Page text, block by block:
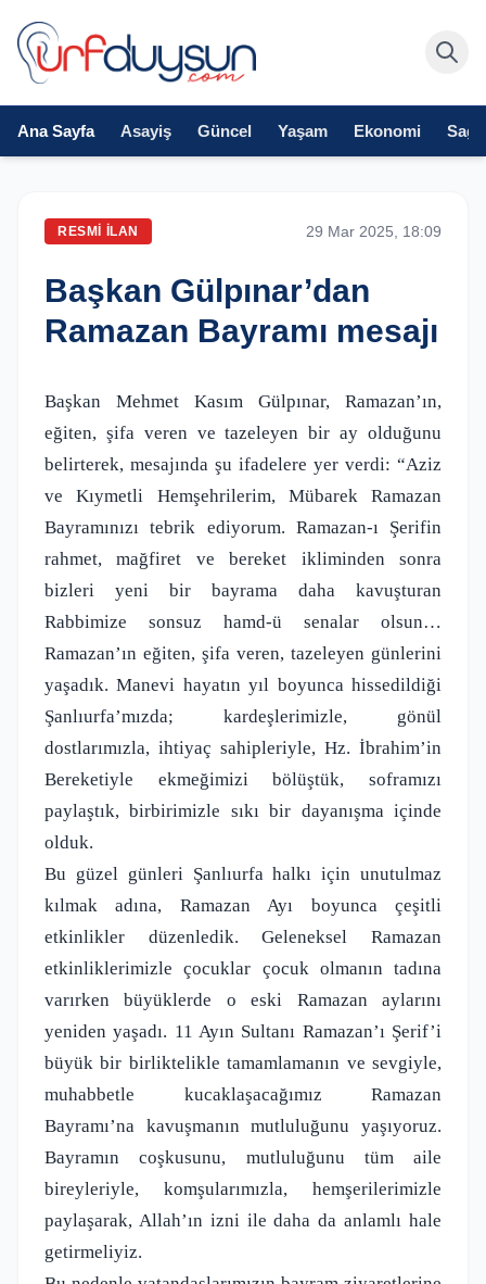
Ana Sayfa Asayiş Güncel Yaşam Ekonomi
RESMI İLAN 29 Mar 2025, 18:09
Başkan Gülpınar’dan
Ramazan Bayramı mesajı
Başkan Mehmet Kasım Gülpınar, Ramazan’ın,
eğiten, şifa veren ve tazeleyen bir ay olduğunu
belirterek, mesajında şu ifadelere yer verdi: “Aziz
ve Kıymetli Hemşehrilerim, Mübarek Ramazan
Bayramınızı tebrik ediyorum. Ramazan-ı Şerifin
rahmet, mağfiret ve bereket ikliminden sonra
bizleri yeni bir bayrama daha kavuşturan
Rabbimize sonsuz hamd-ü senalar olsun…
Ramazan’ın eğiten, şifa veren, tazeleyen günlerini
yaşadık. Manevi hayatın yıl boyunca hissedildiği
Şanlıurfa’mızda; kardeşlerimizle, gönül
dostlarımızla, ihtiyaç sahipleriyle, Hz. İbrahim’in
Bereketiyle ekmeğimizi bölüştük, soframızı
paylaştık, birbirimizle sıkı bir dayanışma içinde
olduk.
Bu güzel günleri Şanlıurfa halkı için unutulmaz
kılmak adına, Ramazan Ayı boyunca çeşitli
etkinlikler düzenledik. Geleneksel Ramazan
etkinliklerimizle çocuklar çocuk olmanın tadına
varırken büyüklerde o eski Ramazan aylarını
yeniden yaşadı. 11 Ayın Sultanı Ramazan’ı Şerif’i
büyük bir birliktelikle tamamlamanın ve sevgiyle,
muhabbetle kucaklaşacağımız Ramazan
Bayramı’na kavuşmanın mutluluğunu yaşıyoruz.
Bayramın coşkusunu, mutluluğunu tüm aile
bireyleriyle, komşularımızla, hemşerilerimizle
paylaşarak, Allah’ın izni ile daha da anlamlı hale
getirmeliyiz.